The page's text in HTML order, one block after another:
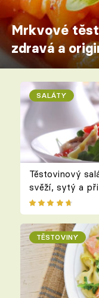
Mrkvové
zdravá a
SALÁTY
Těstovinový
svěží, sytý a
TĚSTOVINY